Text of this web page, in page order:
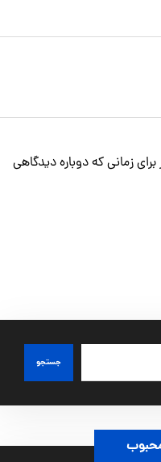
زمانی که دوباره دیدگاهی
جستجو